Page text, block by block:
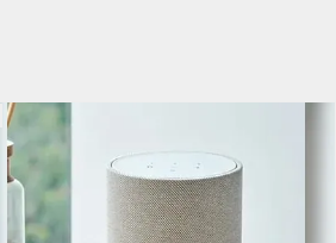
スポーツ